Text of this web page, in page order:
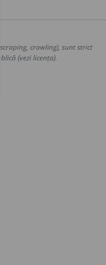
crawling), sunt strict
(vezi licența).